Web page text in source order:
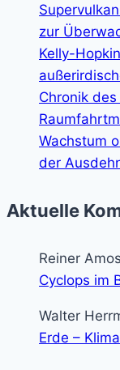
zur
Kelly-
Chronik
Wachstum
der
Aktuelle
Reiner Amos
Cyclops im
Walter
Erde –